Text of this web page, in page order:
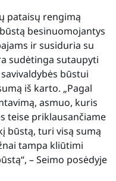
pataisų rengimą
besinuomojantys
ir susiduria su
sudėtinga sutaupyti
būstui
iš karto. „Pagal
asmuo, kuris
teise priklausančiame
būstą, turi visą sumą
tampa kliūtimi
– Seimo posėdyje